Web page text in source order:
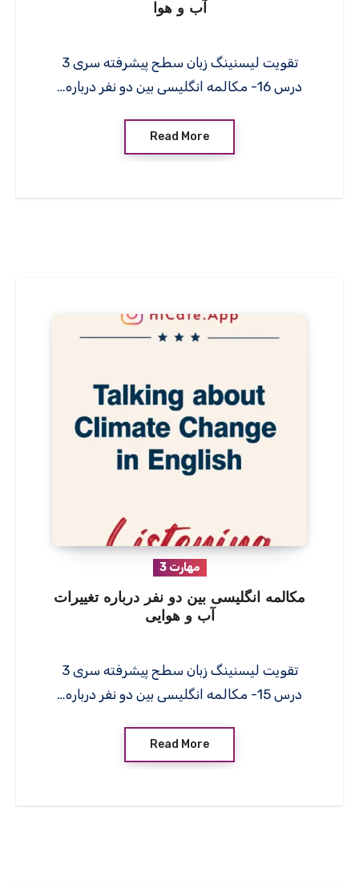
آب و هوا
تقویت لیسنینگ زبان سطح پیشرفته سری 3
درس 16- مکالمه انگلیسی بین دو نفر درباره…
Read More
مهارت 3
مکالمه انگلیسی بین دو نفر درباره تغییرات
آب و هوایی
تقویت لیسنینگ زبان سطح پیشرفته سری 3
درس 15- مکالمه انگلیسی بین دو نفر درباره…
Read More